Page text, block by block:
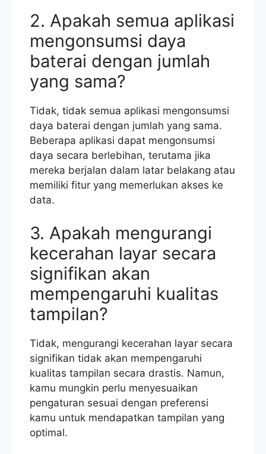
2. Apakah semua aplikasi
mengonsumsi daya
baterai dengan jumlah
yang sama?
Tidak, tidak semua aplikasi mengonsumsi
daya baterai dengan jumlah yang sama.
Beberapa aplikasi dapat mengonsumsi
daya secara berlebihan, terutama jika
mereka berjalan dalam latar belakang atau
memiliki fitur yang memerlukan akses ke
data.
3. Apakah mengurangi
kecerahan layar secara
signifikan akan
mempengaruhi kualitas
tampilan?
Tidak, mengurangi kecerahan layar secara
signifikan tidak akan mempengaruhi
kualitas tampilan secara drastis. Namun,
kamu mungkin perlu menyesuaikan
pengaturan sesuai dengan preferensi
kamu untuk mendapatkan tampilan yang
optimal.